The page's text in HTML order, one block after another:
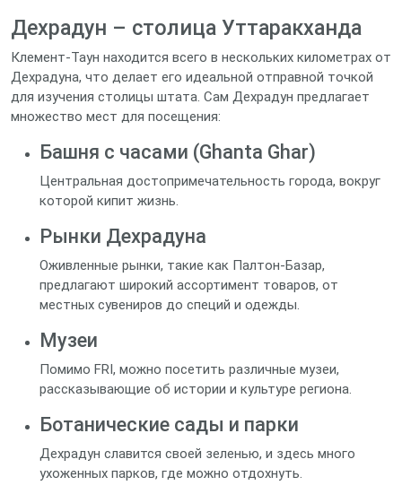
Дехрадун – столица Уттаракханда
Клемент-Таун находится всего в нескольких километрах от
Дехрадуна, что делает его идеальной отправной точкой
для изучения столицы штата. Сам Дехрадун предлагает
множество мест для посещения:
Башня с часами (Ghanta Ghar)
Центральная достопримечательность города, вокруг
которой кипит жизнь.
Рынки Дехрадуна
Оживленные рынки, такие как Палтон-Базар,
предлагают широкий ассортимент товаров, от
местных сувениров до специй и одежды.
Музеи
Помимо FRI, можно посетить различные музеи,
рассказывающие об истории и культуре региона.
Ботанические сады и парки
Дехрадун славится своей зеленью, и здесь много
ухоженных парков, где можно отдохнуть.